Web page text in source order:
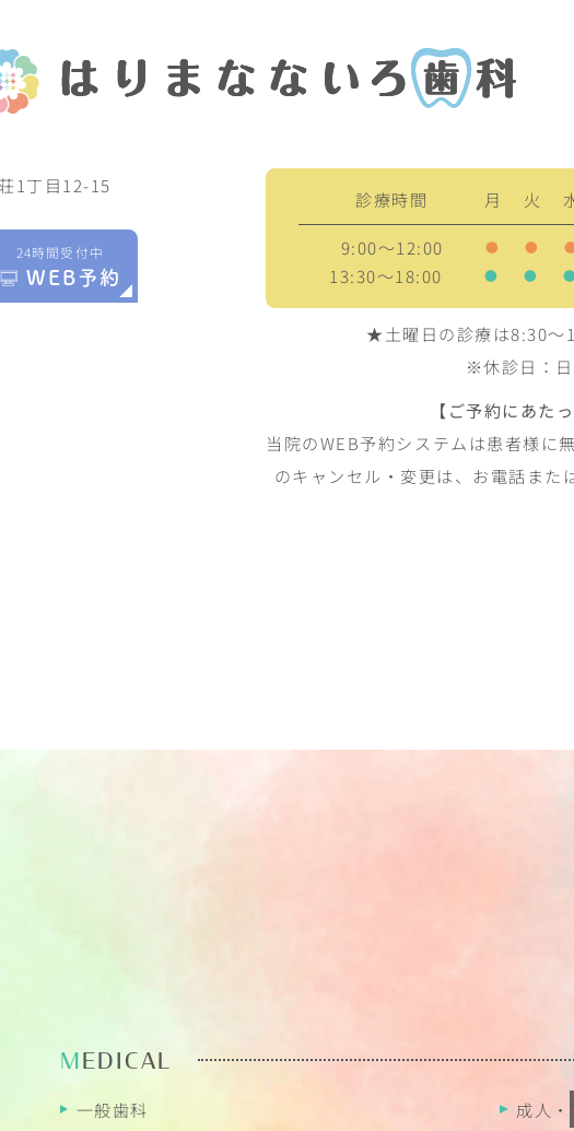
1丁目12-15
24時間受付中
WEB予約
診療時間 月 火
9:00～12:00
● ●
13:30～18:00 ● ● ●
★土曜日の診療は8:30～
※休診日：
【ご予約にあた
当院のWEB予約システムは患者様に
のキャンセル・変更は、お電話また
MEDICAL
一般歯科 成人